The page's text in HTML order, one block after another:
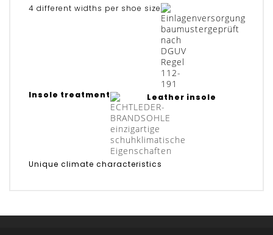
4 different widths per shoe size
Insole treatment Leather insole
Unique climate characteristics